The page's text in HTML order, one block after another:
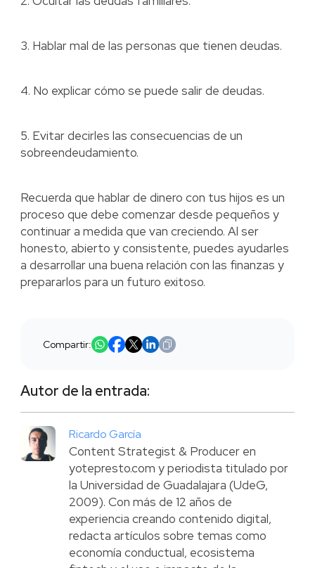
3. Hablar mal de las personas que tienen deudas.
4. No explicar cómo se puede salir de deudas.
5. Evitar decirles las consecuencias de un
sobreendeudamiento.
Recuerda que hablar de dinero con tus hijos es un
proceso que debe comenzar desde pequeños y
continuar a medida que van creciendo. Al ser
honesto, abierto y consistente, puedes ayudarles
a desarrollar una buena relación con las finanzas y
prepararlos para un futuro exitoso.
Compartir:
Autor de la entrada:
Ricardo García
Content Strategist & Producer en
yotepresto.com y periodista titulado por
la Universidad de Guadalajara (UdeG,
2009). Con más de 12 años de
experiencia creando contenido digital,
redacta artículos sobre temas como
economía conductual, ecosistema